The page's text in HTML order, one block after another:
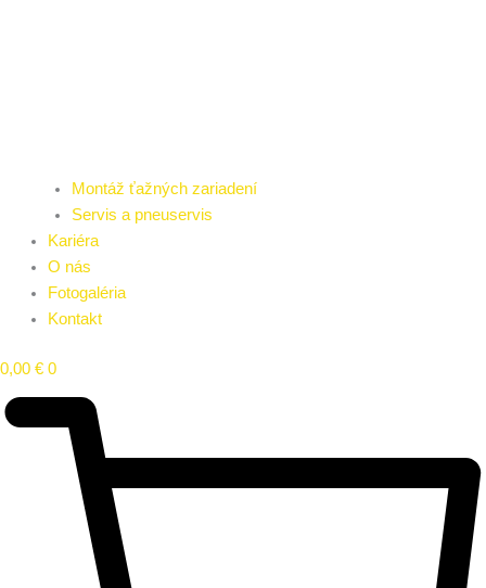
Montáž ťažných zariadení
Servis a pneuservis
Kariéra
O nás
Fotogaléria
Kontakt
0,00 € 0